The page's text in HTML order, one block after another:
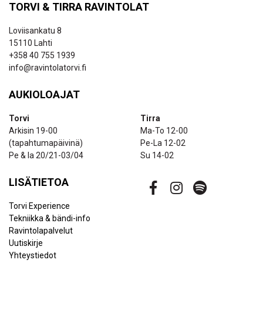
TORVI & TIRRA RAVINTOLAT
Loviisankatu 8
15110 Lahti
+358 40 755 1939
info@ravintolatorvi.fi
AUKIOLOAJAT
Torvi
Arkisin 19-00
(tapahtumapäivinä)
Pe & la 20/21-03/04
Tirra
Ma-To 12-00
Pe-La 12-02
Su 14-02
LISÄTIETOA
Torvi Experience
Tekniikka & bändi-info
Ravintolapalvelut
Uutiskirje
Yhteystiedot